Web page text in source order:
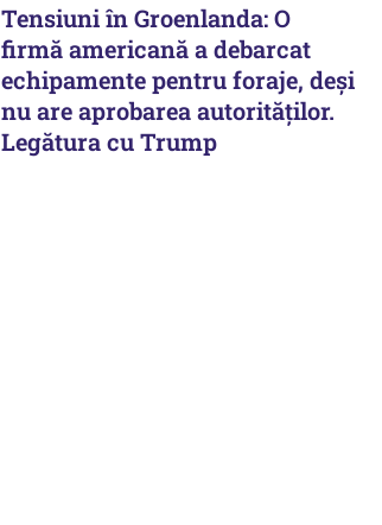
Tensiuni în Groenlanda: O
firmă americană a debarcat
echipamente pentru foraje, deși
nu are aprobarea autorităților.
Legătura cu Trump